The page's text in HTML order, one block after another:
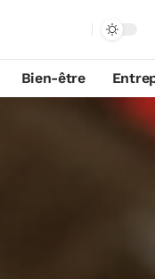
Bien-être